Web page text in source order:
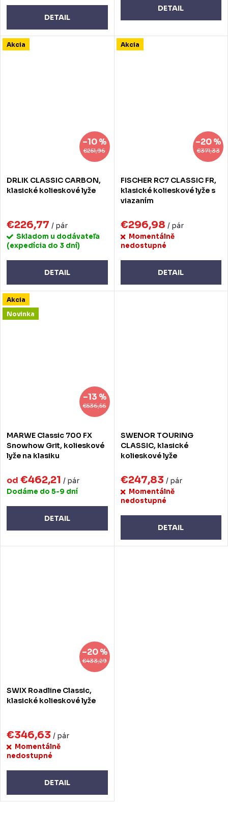
DETAIL
DETAIL
Akcia
€251,96
–10 %
DRLIK CLASSIC CARBON,
klasické kolieskové lyže
€226,77 / pár
Skladom u dodávateľa
(expedícia do 3 dní)
DETAIL
Akcia
€371,33
–20 %
FISCHER RC7 CLASSIC FR,
klasické kolieskové lyže s
viazaním
€296,98 / pár
Momentálně
nedostupné
DETAIL
Akcia
Novinka
€536,56
–13 %
MARWE Classic 700 FX
Snowhow Grit, kolieskové
lyže na klasiku
od €462,21 / pár
Dodáme do 5-9 dní
DETAIL
SWENOR TOURING
CLASSIC, klasické
kolieskové lyže
€247,83 / pár
Momentálně
nedostupné
DETAIL
€433,29
–20 %
SWIX Roadline Classic,
klasické kolieskové lyže
€346,63 / pár
Momentálně
nedostupné
DETAIL